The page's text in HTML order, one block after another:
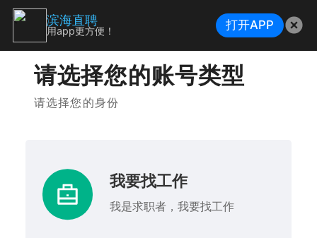
请选择您的账号类型
请选择您的身份
我要找工作
我是求职者，我要找工作
滨海直聘
用app更方便！ 打开APP